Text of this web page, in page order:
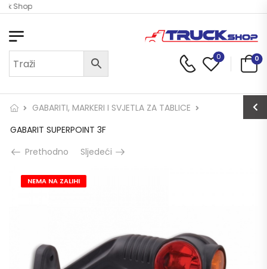
Shop
0 0
GABARITI, MARKERI I SVJETLA ZA TABLICE
GABARIT SUPERPOINT 3F
Prethodno
Sljedeći
NEMA NA ZALIHI